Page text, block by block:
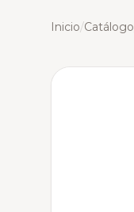
Inicio/Catálogo